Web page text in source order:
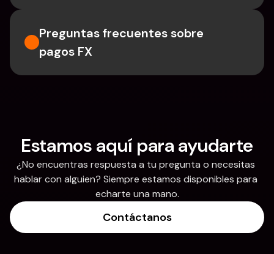
Preguntas frecuentes sobre
pagos FX
Estamos aquí para ayudarte
¿No encuentras respuesta a tu pregunta o necesitas
hablar con alguien? Siempre estamos disponibles para
echarte una mano.
Contáctanos